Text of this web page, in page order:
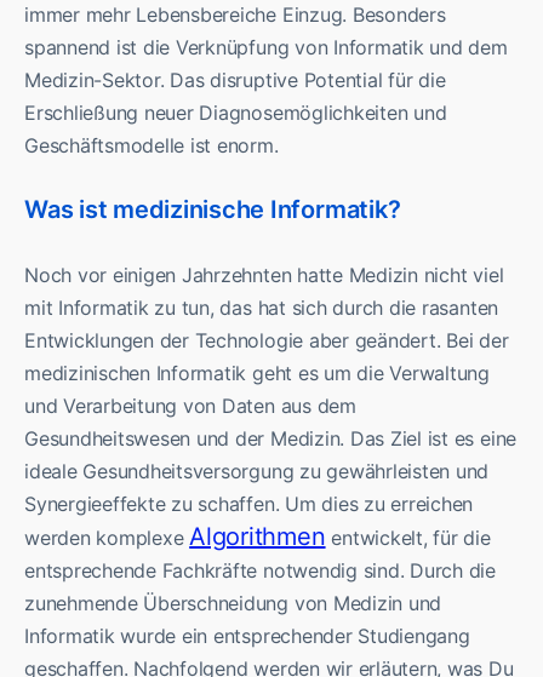
immer mehr Lebensbereiche Einzug. Besonders
spannend ist die Verknüpfung von Informatik und dem
Medizin-Sektor. Das disruptive Potential für die
Erschließung neuer Diagnosemöglichkeiten und
Geschäftsmodelle ist enorm.
Was ist medizinische Informatik?
Noch vor einigen Jahrzehnten hatte Medizin nicht viel
mit Informatik zu tun, das hat sich durch die rasanten
Entwicklungen der Technologie aber geändert. Bei der
medizinischen Informatik geht es um die Verwaltung
und Verarbeitung von Daten aus dem
Gesundheitswesen und der Medizin. Das Ziel ist es eine
ideale Gesundheitsversorgung zu gewährleisten und
Synergieeffekte zu schaffen. Um dies zu erreichen
werden komplexeAlgorithmen entwickelt, für die
entsprechende Fachkräfte notwendig sind. Durch die
zunehmende Überschneidung von Medizin und
Informatik wurde ein entsprechender Studiengang
geschaffen. Nachfolgend werden wir erläutern, was Du